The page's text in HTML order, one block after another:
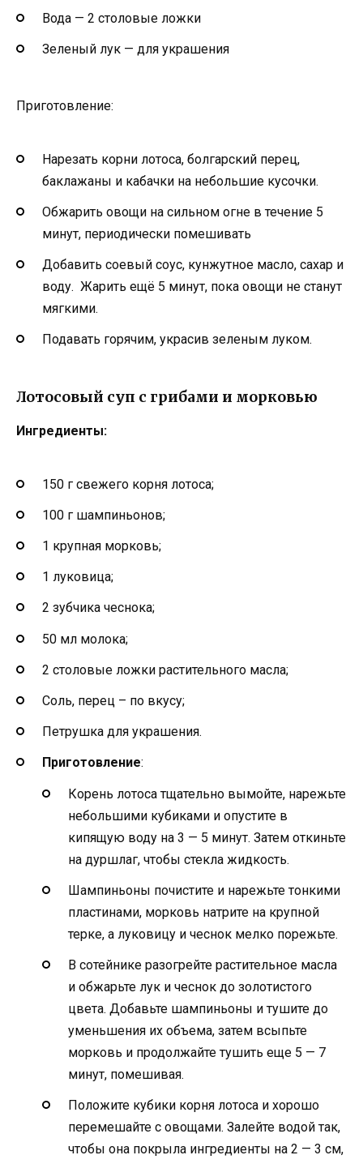
Вода — 2 столовые ложки
Зеленый лук — для украшения
Приготовление:
Нарезать корни лотоса, болгарский перец,
баклажаны и кабачки на небольшие кусочки.
Обжарить овощи на сильном огне в течение 5
минут, периодически помешивать
Добавить соевый соус, кунжутное масло, сахар и
воду. Жарить ещё 5 минут, пока овощи не станут
мягкими.
Подавать горячим, украсив зеленым луком.
Лотосовый суп с грибами и морковью
Ингредиенты:
150 г свежего корня лотоса;
100 г шампиньонов;
1 крупная морковь;
1 луковица;
2 зубчика чеснока;
50 мл молока;
2 столовые ложки растительного масла;
Соль, перец – по вкусу;
Петрушка для украшения.
Приготовление:
Корень лотоса тщательно вымойте, нарежьте
небольшими кубиками и опустите в
кипящую воду на 3 — 5 минут. Затем откиньте
на дуршлаг, чтобы стекла жидкость.
Шампиньоны почистите и нарежьте тонкими
пластинами, морковь натрите на крупной
терке, а луковицу и чеснок мелко порежьте.
В сотейнике разогрейте растительное масла
и обжарьте лук и чеснок до золотистого
цвета. Добавьте шампиньоны и тушите до
уменьшения их объема, затем всыпьте
морковь и продолжайте тушить еще 5 — 7
минут, помешивая.
Положите кубики корня лотоса и хорошо
перемешайте с овощами. Залейте водой так,
чтобы она покрыла ингредиенты на 2 — 3 см,